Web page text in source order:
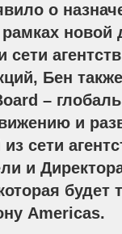
о
новой
сети
Бен
–
и
сети
и
будет
Americas.